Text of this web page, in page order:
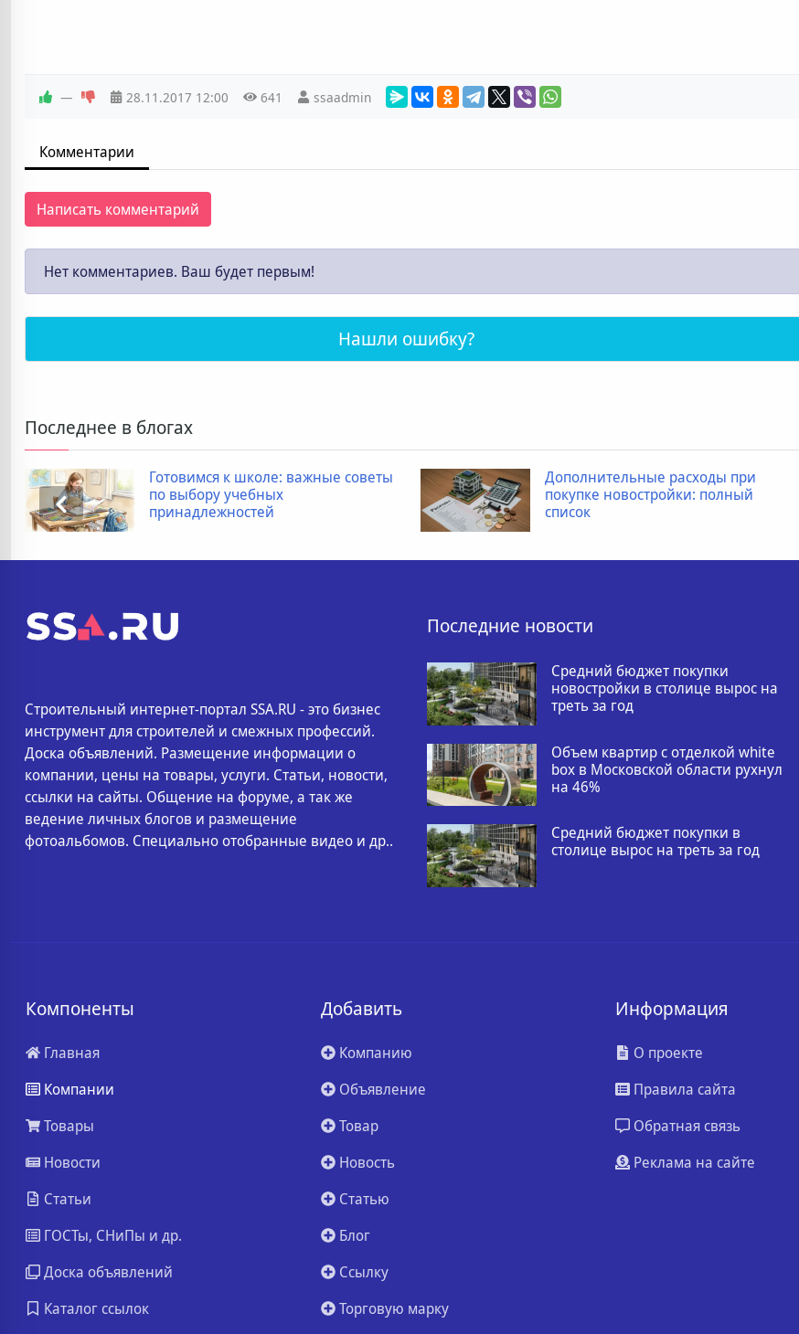
— 28.11.2017 12:00 641 ssaadmin
Комментарии
Написать комментарий
Нет комментариев. Ваш будет первым!
Нашли ошибку?
Последнее в блогах
Готовимся к школе: важные советы
по выбору учебных
принадлежностей
Дополнительные расходы при
покупке новостройки: полный
список
Строительный интернет-портал SSA.RU - это бизнес
инструмент для строителей и смежных профессий.
Доска объявлений. Размещение информации о
компании, цены на товары, услуги. Статьи, новости,
ссылки на сайты. Общение на форуме, а так же
ведение личных блогов и размещение
фотоальбомов. Специально отобранные видео и др..
Последние новости
Средний бюджет покупки
новостройки в столице вырос на
треть за год
Объем квартир с отделкой white
box в Московской области рухнул
на 46%
Средний бюджет покупки в
столице вырос на треть за год
Компоненты
Главная
Компании
Товары
Новости
Статьи
ГОСТы, СНиПы и др.
Доска объявлений
Каталог ссылок
Добавить
Компанию
Объявление
Товар
Новость
Статью
Блог
Ссылку
Торговую марку
Информация
О проекте
Правила сайта
Обратная связь
Реклама на сайте